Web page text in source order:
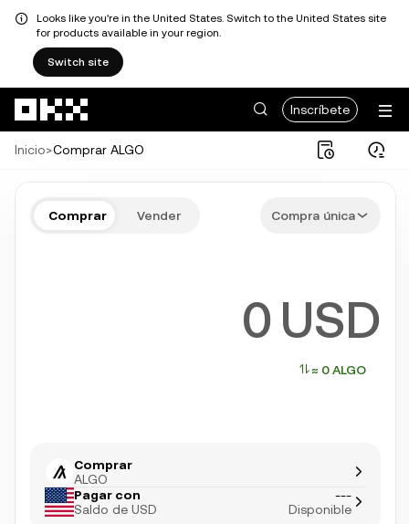
Looks like you're in the United States. Switch to the United States site
for products available in your region.
Switch site
Inscríbete
Inicio>Comprar ALGO
Comprar Vender Compra única
USD
≈ 0 ALGO
Comprar
ALGO
Pagar con
Saldo de USD
---
Disponible